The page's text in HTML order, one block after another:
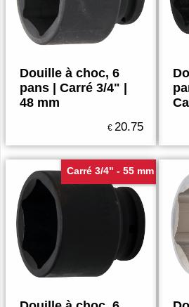
Douille à choc, 6
pans | Carré 3/4" |
48 mm
€ 20.75
Carré 3/4" - 55 mm